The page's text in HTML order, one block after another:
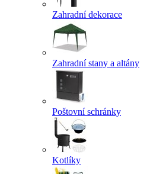
Zahradní dekorace
Zahradní stany a altány
Poštovní schránky
Kotlíky